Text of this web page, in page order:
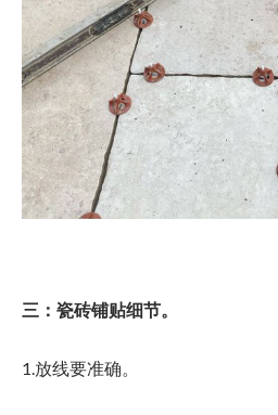
三：瓷砖铺贴细节。
1.放线要准确。